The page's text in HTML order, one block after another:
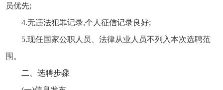
员优先;
4.无违法犯罪记录,个人征信记录良好;
5.现任国家公职人员、法律从业人员不列入本次选聘范
围。
二、选聘步骤